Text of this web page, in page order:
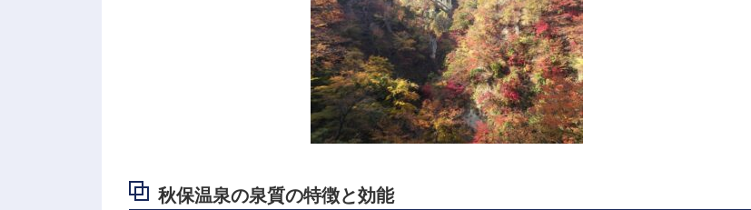
秋保温泉の泉質の特徴と効能